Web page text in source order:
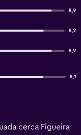
8,9
8,2
8,9
8,1
cerca Figueira